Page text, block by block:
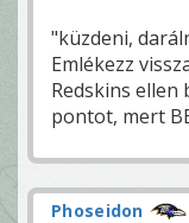
"küzdeni,
Emlékezz
Redskins
pontot, mert
Phoseidon